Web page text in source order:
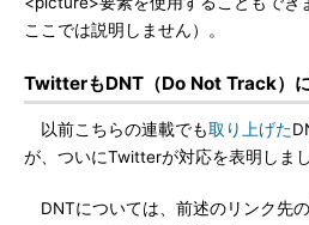
ここでは説明しません）。
TwitterもDNT（Do Not Track）
以前こちらの連載でも取り上げた
が、ついにTwitterが対応を表明しまし
DNTについては、前述のリンク先